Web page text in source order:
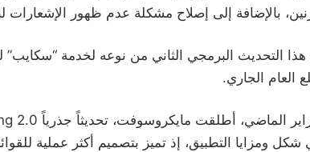
بالإضافة إلى إصلاح مشكلة عدم ظهور
هذا التحديث البرمجي الثاني من نوعه لخدمة
العام الجاري.
شكل ومزايا التطبيق، إذ تميز بتصميم أكثر عملية